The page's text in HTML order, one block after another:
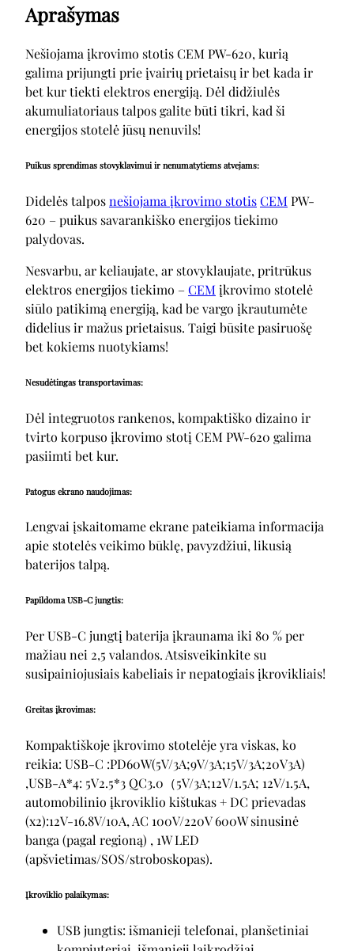
Aprašymas
Nešiojama įkrovimo stotis CEM PW-620, kurią
galima prijungti prie įvairių prietaisų ir bet kada ir
bet kur tiekti elektros energiją. Dėl didžiulės
akumuliatoriaus talpos galite būti tikri, kad ši
energijos stotelė jūsų nenuvils!
Puikus sprendimas stovyklavimui ir nenumatytiems atvejams:
Didelės talposnešiojama įkrovimo stotisCEM PW-
620 – puikus savarankiško energijos tiekimo
palydovas.
Nesvarbu, ar keliaujate, ar stovyklaujate, pritrūkus
elektros energijos tiekimo –CEM įkrovimo stotelė
siūlo patikimą energiją, kad be vargo įkrautumėte
didelius ir mažus prietaisus. Taigi būsite pasiruošę
bet kokiems nuotykiams!
Nesudėtingas transportavimas:
Dėl integruotos rankenos, kompaktiško dizaino ir
tvirto korpuso įkrovimo stotį CEM PW-620 galima
pasiimti bet kur.
Patogus ekrano naudojimas:
Lengvai įskaitomame ekrane pateikiama informacija
apie stotelės veikimo būklę, pavyzdžiui, likusią
baterijos talpą.
Papildoma USB-C jungtis:
Per USB-C jungtį baterija įkraunama iki 80 % per
mažiau nei 2,5 valandos. Atsisveikinkite su
susipainiojusiais kabeliais ir nepatogiais įkrovikliais!
Greitas įkrovimas:
Kompaktiškoje įkrovimo stotelėje yra viskas, ko
reikia: USB-C :PD60W(5V/3A;9V/3A;15V/3A;20V3A)
,USB-A*4: 5V2.5*3 QC3.0（5V/3A;12V/1.5A; 12V/1.5A,
automobilinio įkroviklio kištukas + DC prievadas
(x2):12V-16.8V/10A, AC 100V/220V 600W sinusinė
banga (pagal regioną) , 1W LED
(apšvietimas/SOS/stroboskopas).
Įkroviklio palaikymas:
USB jungtis: išmanieji telefonai, planšetiniai